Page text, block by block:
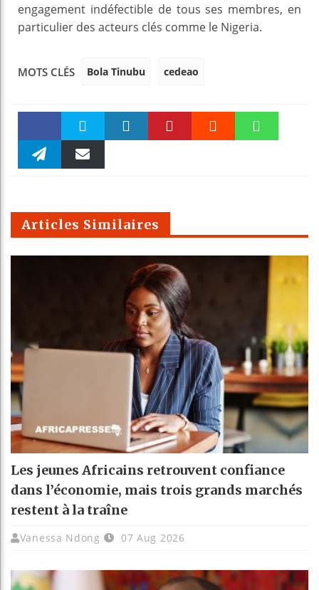
engagement indéfectible de tous ses membres, en
particulier des acteurs clés comme le Nigeria.
MOTS CLÉS Bola Tinubu cedeao
Faceboo Twitter
m
Articles Similaires
Les jeunes Africains retrouvent confiance
dans l’économie, mais trois grands marchés
restent à la traîne
Vanessa Ndong 07 Aug 2026